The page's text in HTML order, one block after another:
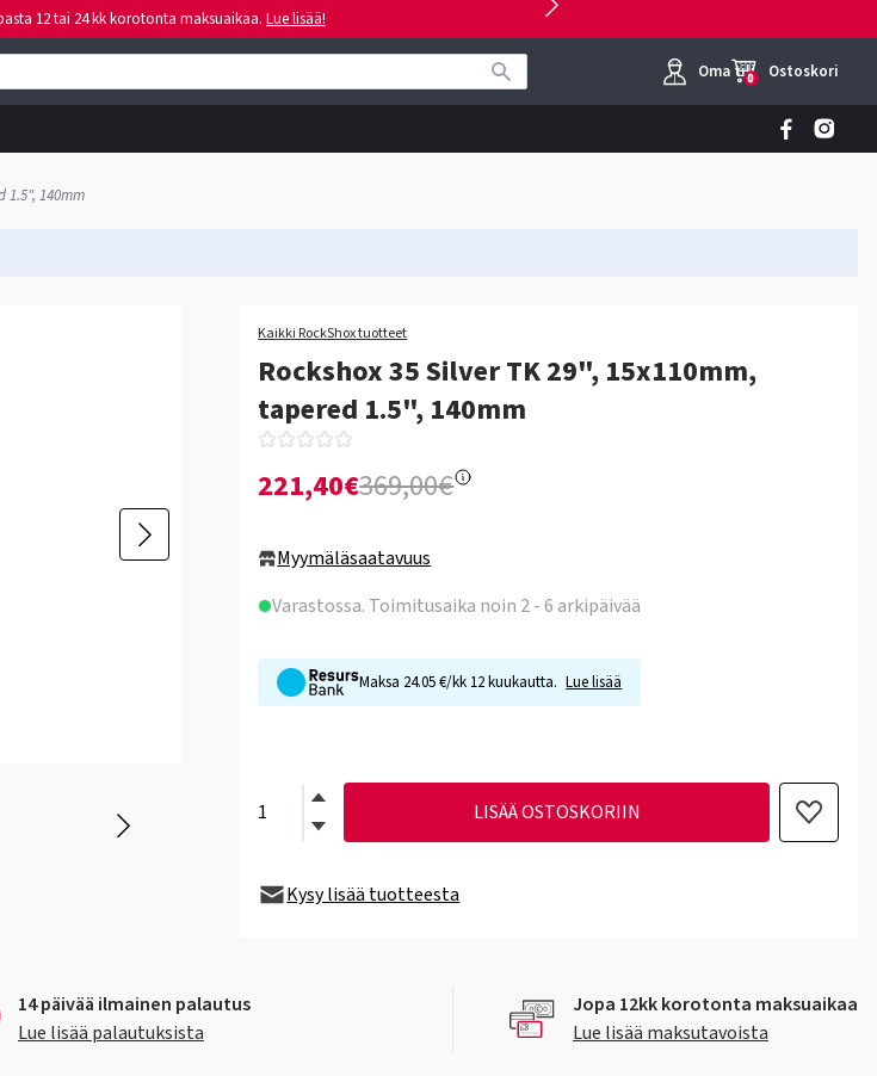
12 tai 24 kk korotonta maksuaikaa. Lue lisää!
Oma tili
0 Ostoskori
1.5", 140mm
Kaikki RockShox tuotteet
Rockshox 35 Silver TK 29", 15x110mm,
tapered 1.5", 140mm
221,40€369,00€
Myymäläsaatavuus
Varastossa. Toimitusaika noin 2 - 6 arkipäivää
Maksa 24.05 €/kk 12 kuukautta. Lue lisää
LISÄÄ OSTOSKORIIN
Kysy lisää tuotteesta
14 päivää ilmainen palautus
Lue lisää palautuksista
Jopa 12kk korotonta maksuaikaa
Lue lisää maksutavoista